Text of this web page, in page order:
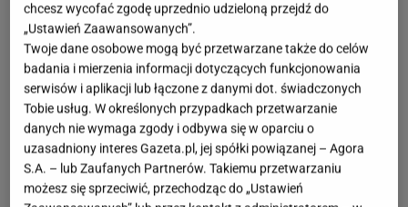
chcesz wycofać zgodę uprzednio udzieloną przejdź do
„Ustawień Zaawansowanych”.
Twoje dane osobowe mogą być przetwarzane także do celów
badania i mierzenia informacji dotyczących funkcjonowania
serwisów i aplikacji lub łączone z danymi dot. świadczonych
Tobie usług. W określonych przypadkach przetwarzanie
danych nie wymaga zgody i odbywa się w oparciu o
uzasadniony interes Gazeta.pl, jej spółki powiązanej – Agora
S.A. – lub Zaufanych Partnerów. Takiemu przetwarzaniu
możesz się sprzeciwić, przechodząc do „Ustawień